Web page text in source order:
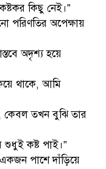
কিছু নেই।”
পরিণতির অপেক্ষায়
অদৃশ্য হয়ে
থাকে, আমি
কেবল তখন বুঝি তার
কষ্ট পাই।”
পাশে দাঁড়িয়ে